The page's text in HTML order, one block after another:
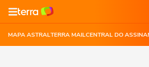
MAPA ASTRALTERRA MAILCENTRAL DO